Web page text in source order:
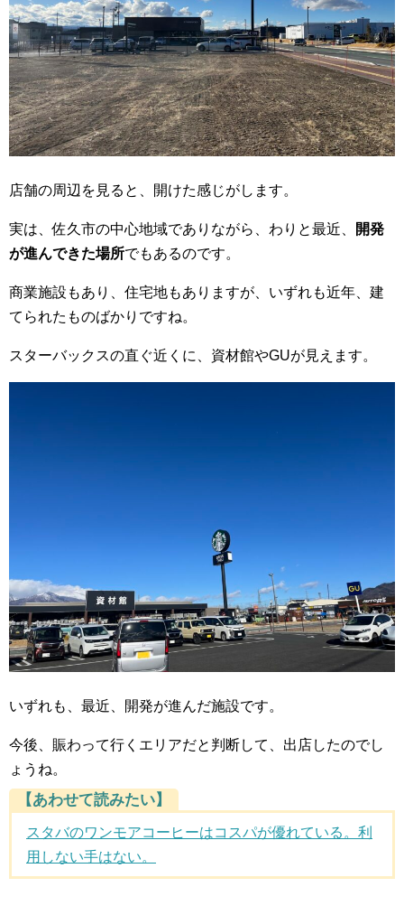
店舗の周辺を見ると、開けた感じがします。
実は、佐久市の中心地域でありながら、わりと最近、
開発
が進んできた場所でもあるのです。
商業施設もあり、住宅地もありますが、いずれも近年、建
てられたものばかりですね。
スターバックスの直ぐ近くに、資材館やGUが見えます。
いずれも、最近、開発が進んだ施設です。
今後、賑わって行くエリアだと判断して、出店したのでし
ょうね。
【あわせて読みたい】
スタバのワンモアコーヒーはコスパが優れている。利
用しない手はない。